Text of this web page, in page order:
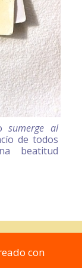
sumerge al
de todos
beatitud
con